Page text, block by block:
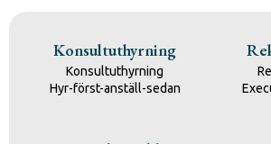
Konsultuthyrning
Konsultuthyrning
Hyr-först-anställ-sedan